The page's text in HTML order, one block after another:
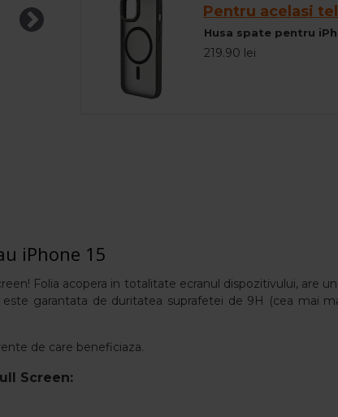
Pentru acelasi
219.90 lei
iPhone 15
Folia acopera in totalitate ecranul dispozitivului, are
garantata de duritatea suprafetei de 9H (cea mai
de care beneficiaza.
Screen: